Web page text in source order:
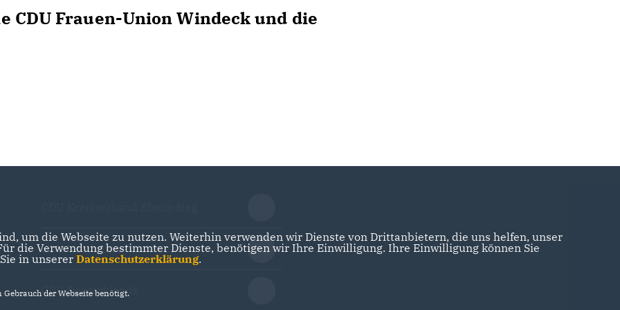
CDU Frauen-Union Windeck und die
CDU Nordrhein-Westfalen
CDU Deutschlands
um die Webseite zu nutzen. Weiterhin verwenden wir Dienste von Drittanbietern, die uns helfen, unser
die Verwendung bestimmter Dienste, benötigen wir Ihre Einwilligung. Ihre Einwilligung können Sie
in unserer Datenschutzerklärung.
der Webseite benötigt.